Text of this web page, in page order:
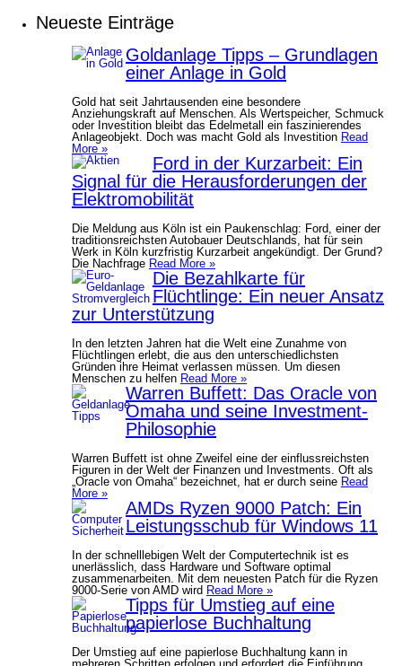
Neueste Einträge
Goldanlage Tipps – Grundlagen
einer Anlage in Gold
Gold hat seit Jahrtausenden eine besondere
Anziehungskraft auf Menschen. Als Wertspeicher, Schmuck
oder Investition bleibt das Edelmetall ein faszinierendes
Anlageobjekt. Doch was macht Gold als Investition Read
More »
Ford in der Kurzarbeit: Ein
Signal für die Herausforderungen der
Elektromobilität
Die Meldung aus Köln ist ein Paukenschlag: Ford, einer der
traditionsreichsten Autobauer Deutschlands, hat für sein
Werk in Köln kurzfristig Kurzarbeit angekündigt. Der Grund?
Die Nachfrage Read More »
Die Bezahlkarte für
Flüchtlinge: Ein neuer Ansatz
zur Unterstützung
In den letzten Jahren hat die Welt eine Zunahme von
Flüchtlingen erlebt, die aus den unterschiedlichsten
Gründen ihre Heimat verlassen müssen. Um diesen
Menschen zu helfen Read More »
Warren Buffett: Das Oracle von
Omaha und seine Investment-
Philosophie
Warren Buffett ist ohne Zweifel eine der einflussreichsten
Figuren in der Welt der Finanzen und Investments. Oft als
„Oracle von Omaha“ bezeichnet, hat er durch seine Read
More »
AMDs Ryzen 9000 Patch: Ein
Leistungsschub für Windows 11
In der schnelllebigen Welt der Computertechnik ist es
unerlässlich, dass Hardware und Software optimal
zusammenarbeiten. Mit dem neuesten Patch für die Ryzen
9000-Serie von AMD wird Read More »
Tipps für Umstieg auf eine
papierlose Buchhaltung
Der Umstieg auf eine papierlose Buchhaltung kann in